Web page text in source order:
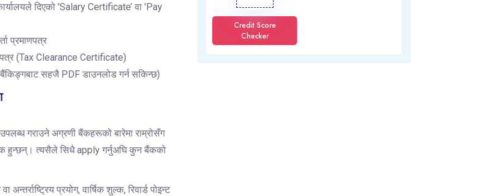
दिएको 'Salary Certificate’ वा 'Pay
प्रमाणपत्र
(Tax Clearance Certificate)
सहजै PDF डाउनलोड गर्न सकिन्छ)
गराउने अग्रणी बैंकहरूको बारेमा राम्रोसँग
त्यसैले सिधै apply गर्नुअघि कुन बैंकको
प्रयोग, वार्षिक शुल्क, रिवार्ड पोइन्ट
Credit Score
Checker